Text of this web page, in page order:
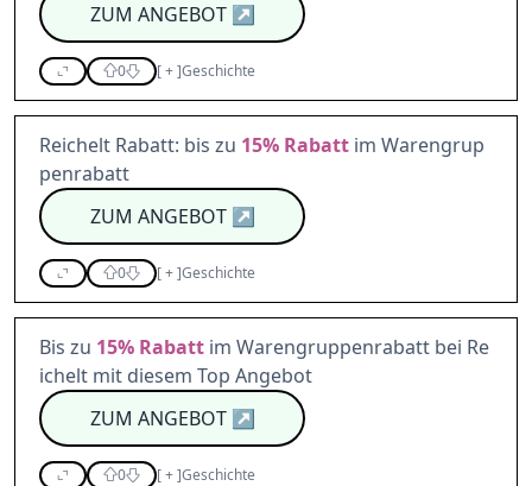
ZUM ANGEBOT↗
0 [+]Geschichte
Reichelt Rabatt: bis zu 15% Rabatt im Warengrup
penrabatt
ZUM ANGEBOT↗
0 [+]Geschichte
Bis zu 15% Rabatt im Warengruppenrabatt bei Re
ichelt mit diesem Top Angebot
ZUM ANGEBOT↗
0 [+]Geschichte